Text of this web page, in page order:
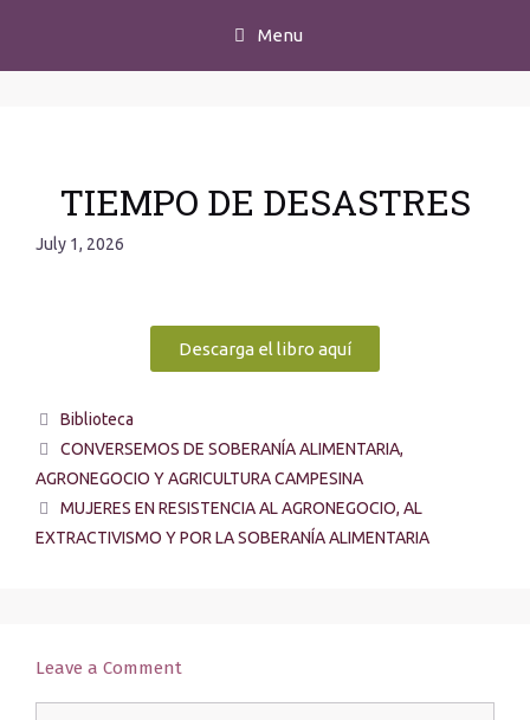
Menu
TIEMPO DE DESASTRES
July 1, 2026
Descarga el libro aquí
Biblioteca
CONVERSEMOS DE SOBERANÍA ALIMENTARIA,
AGRONEGOCIO Y AGRICULTURA CAMPESINA
MUJERES EN RESISTENCIA AL AGRONEGOCIO, AL
EXTRACTIVISMO Y POR LA SOBERANÍA ALIMENTARIA
Leave a Comment